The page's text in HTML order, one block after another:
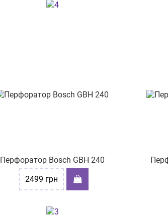
Перфоратор Bosch GBH 240
2499 грн